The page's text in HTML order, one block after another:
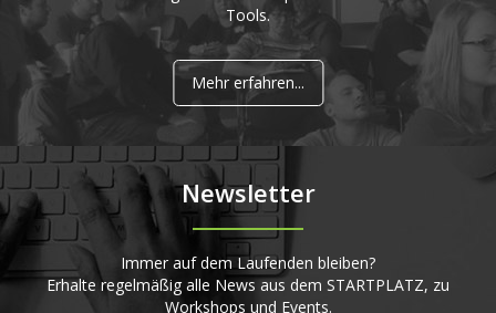
Tools.
Mehr erfahren...
Newsletter
Immer auf dem Laufenden bleiben?
Erhalte regelmäßig alle News aus dem STARTPLATZ, zu
Workshops und Events.